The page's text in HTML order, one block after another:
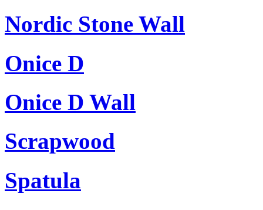
Nordic Stone Wall
Onice D
Onice D Wall
Scrapwood
Spatula